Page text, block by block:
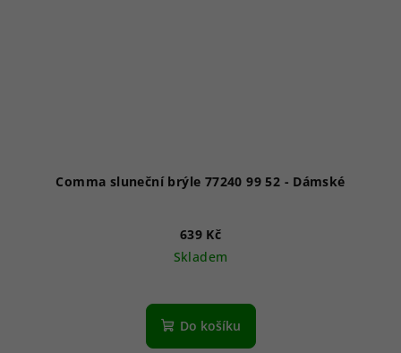
Comma sluneční brýle 77240 99 52 - Dámské
639 Kč
Skladem
Do košíku